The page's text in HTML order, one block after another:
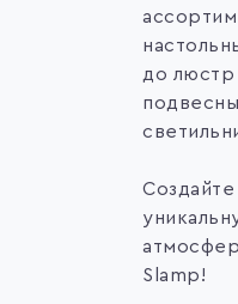
до люстр
Slamp!